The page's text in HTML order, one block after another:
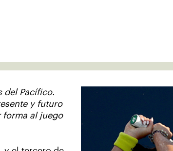
del Pacífico.
y futuro
forma al juego